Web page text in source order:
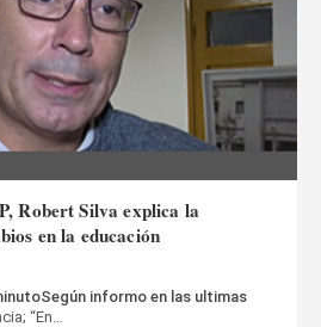
Robert Silva explica la
en la educación
informo en las ultimas
“En…